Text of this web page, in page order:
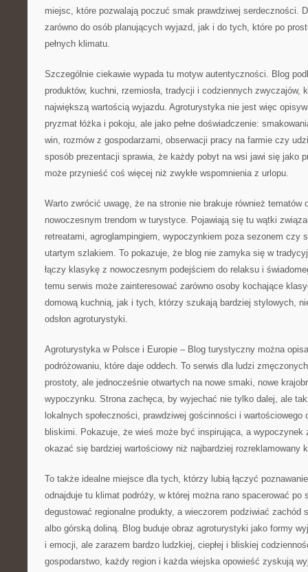
miejsc, które pozwalają poczuć smak prawdziwej serdeczności.
zarówno do osób planujących wyjazd, jak i do tych, które po
pełnych klimatu.
Szczególnie ciekawie wypada tu motyw autentyczności. Blog
produktów, kuchni, rzemiosła, tradycji i codziennych zwyczajów,
największą wartością wyjazdu. Agroturystyka nie jest więc
pryzmat łóżka i pokoju, ale jako pełne doświadczenie:
win, rozmów z gospodarzami, obserwacji pracy na farmie czy
sposób prezentacji sprawia, że każdy pobyt na wsi jawi się jako
może przynieść coś więcej niż zwykłe wspomnienia z urlopu.
Warto zwrócić uwagę, że na stronie nie brakuje również tematów
nowoczesnym trendom w turystyce. Pojawiają się tu wątki
retreatami, agroglampingiem, wypoczynkiem poza sezonem czy
utartym szlakiem. To pokazuje, że blog nie zamyka się w
łączy klasykę z nowoczesnym podejściem do relaksu i
temu serwis może zainteresować zarówno osoby kochające
domową kuchnią, jak i tych, którzy szukają bardziej stylowych,
odsłon agroturystyki.
Agroturystyka w Polsce i Europie – Blog turystyczny można
podróżowaniu, które daje oddech. To serwis dla ludzi
prostoty, ale jednocześnie otwartych na nowe smaki, nowe
wypoczynku. Strona zachęca, by wyjechać nie tylko dalej, ale
lokalnych społeczności, prawdziwej gościnności i wartościowego
bliskimi. Pokazuje, że wieś może być inspirująca, a wypoczynek
okazać się bardziej wartościowy niż najbardziej rozreklamowany
To także idealne miejsce dla tych, którzy lubią łączyć
odnajduje tu klimat podróży, w której można rano spacerować po
degustować regionalne produkty, a wieczorem podziwiać zachód
albo górską doliną. Blog buduje obraz agroturystyki jako formy
i emocji, ale zarazem bardzo ludzkiej, ciepłej i bliskiej
gospodarstwo, każdy region i każda wiejska opowieść zyskują